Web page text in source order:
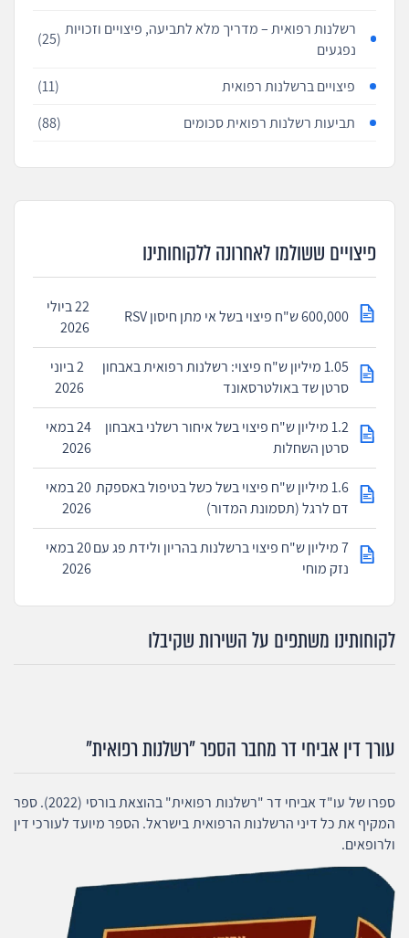
רשלנות רפואית – מדריך מלא לתביעה, פיצויים וזכויות
נפגעים
(25)
פיצויים ברשלנות רפואית
(11)
תביעות רשלנות רפואית סכומים
(88)
פיצויים ששולמו לאחרונה ללקוחותינו
600,000 ש"ח פיצוי בשל אי מתן חיסון RSV
22 ביולי
2026
1.05 מיליון ש"ח פיצוי: רשלנות רפואית באבחון
סרטן שד באולטרסאונד
2 ביוני
2026
1.2 מיליון ש"ח פיצוי בשל איחור רשלני באבחון
סרטן השחלות
24 במאי
2026
1.6 מיליון ש"ח פיצוי בשל כשל בטיפול באספקת
דם לרגל (תסמונת המדור)
20 במאי
2026
7 מיליון ש"ח פיצוי ברשלנות בהריון ולידת פג עם
נזק מוחי
20 במאי
2026
לקוחותינו משתפים על השירות שקיבלו
עורך דין אביחי דר מחבר הספר "רשלנות רפואית"
ספרו של עו"ד אביחי דר "רשלנות רפואית" בהוצאת בורסי (2022). ספר
המקיף את כל דיני הרשלנות הרפואית בישראל. הספר מיועד לעורכי דין
ולרופאים.